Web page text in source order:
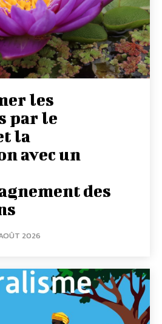
les
par le
la
avec un
des
2026